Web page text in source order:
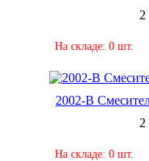
2
На складе: 0 шт.
2002-В
2
На складе: 0 шт.